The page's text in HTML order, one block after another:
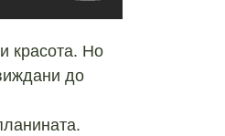
красота. Но
до